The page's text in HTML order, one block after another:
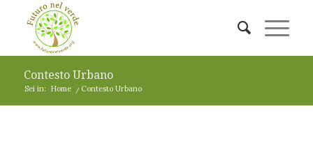
Contesto Urbano
Sei in: Home / Contesto Urbano